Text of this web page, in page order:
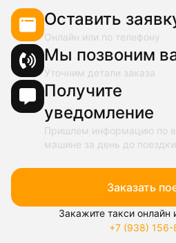
Оставить
Онлайн или по телефону
Мы позвоним
Уточним детали заказа
Получите
уведомление
Пришлем информацию по
машине за день до поездки
Заказать
Закажите такси онлайн
+7 (938) 156-